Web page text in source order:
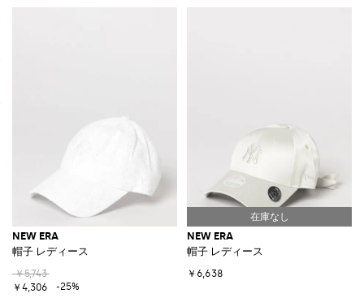
NEW ERA
帽子 レディース
￥5,743
￥4,306
-25%
NEW ERA
帽子 レディース
￥6,638